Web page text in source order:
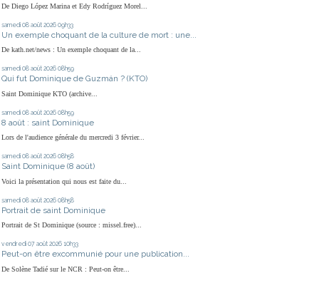
De Diego López Marina et Edy Rodríguez Morel...
samedi 08 août 2026 09h33
Un exemple choquant de la culture de mort : une...
De kath.net/news : Un exemple choquant de la...
samedi 08 août 2026 08h59
Qui fut Dominique de Guzmán ? (KTO)
Saint Dominique KTO (archive...
samedi 08 août 2026 08h59
8 août : saint Dominique
Lors de l'audience générale du mercredi 3 février...
samedi 08 août 2026 08h58
Saint Dominique (8 août)
Voici la présentation qui nous est faite du...
samedi 08 août 2026 08h58
Portrait de saint Dominique
Portrait de St Dominique (source : missel.free)...
vendredi 07 août 2026 10h33
Peut-on être excommunié pour une publication...
De Solène Tadié sur le NCR : Peut-on être...